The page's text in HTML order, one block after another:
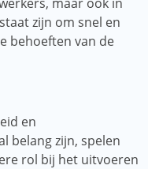
zijn om snel en
behoeften van de
en
belang zijn, spelen
rol bij het uitvoeren